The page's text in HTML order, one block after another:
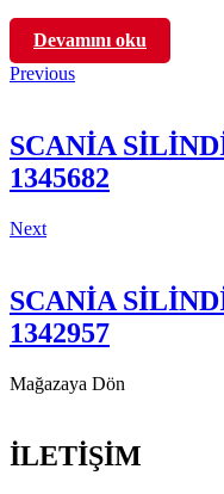
Devamını oku
Previous
SCANİA
1345682
Next
SCANİA
1342957
Mağazaya Dön
İLETİŞİM